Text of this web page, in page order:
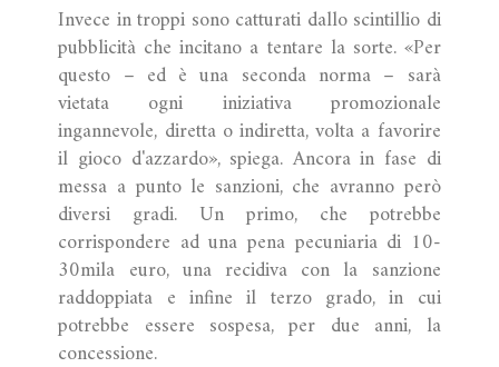
Invece in troppi sono catturati dallo scintillio di
pubblicità che incitano a tentare la sorte. «Per
questo – ed è una seconda norma – sarà
vietata ogni iniziativa promozionale
ingannevole, diretta o indiretta, volta a favorire
il gioco d'azzardo», spiega. Ancora in fase di
messa a punto le sanzioni, che avranno però
diversi gradi. Un primo, che potrebbe
corrispondere ad una pena pecuniaria di 10-
30mila euro, una recidiva con la sanzione
raddoppiata e infine il terzo grado, in cui
potrebbe essere sospesa, per due anni, la
concessione.